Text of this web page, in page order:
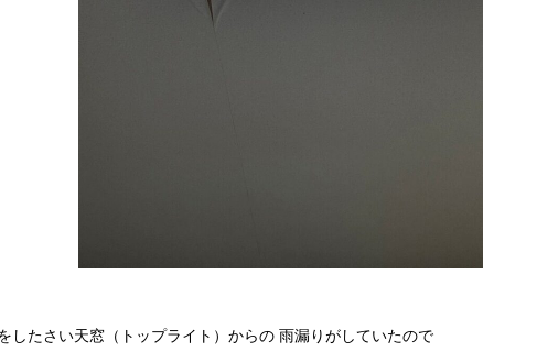
したさい天窓（トップライト）からの 雨漏りがしていたので